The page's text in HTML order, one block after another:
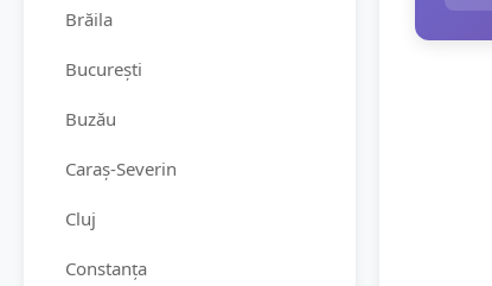
Brăila
București
Buzău
Caraș-Severin
Cluj
Constanța